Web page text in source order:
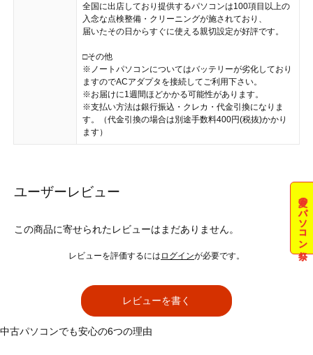
全国に出店しており提供するパソコンは100項目以上の
入念な点検整備・クリーニングが施されており、
届いたその日からすぐに使える親切設定が好評です。
□その他
※ノートパソコンについてはバッテリーが劣化しており
ますのでACアダプタを接続してご利用下さい。
※お届けに1週間ほどかかる可能性があります。
※支払い方法は銀行振込・クレカ・代金引換になりま
す。（代金引換の場合は別途手数料400円(税抜)かかり
ます）
ユーザーレビュー
この商品に寄せられたレビューはまだありません。
レビューを評価するには ログインが必要です。
レビューを書く
夏のパソコン祭
中古パソコンでも安心の6つの理由